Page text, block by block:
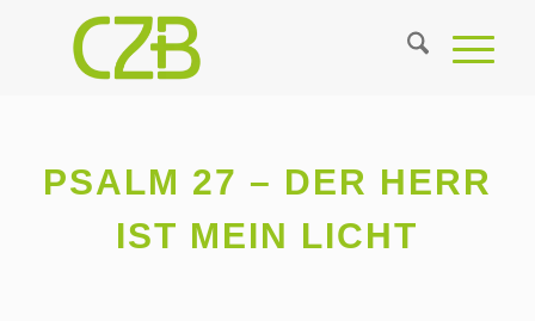
PSALM 27 – DER HERR
IST MEIN LICHT